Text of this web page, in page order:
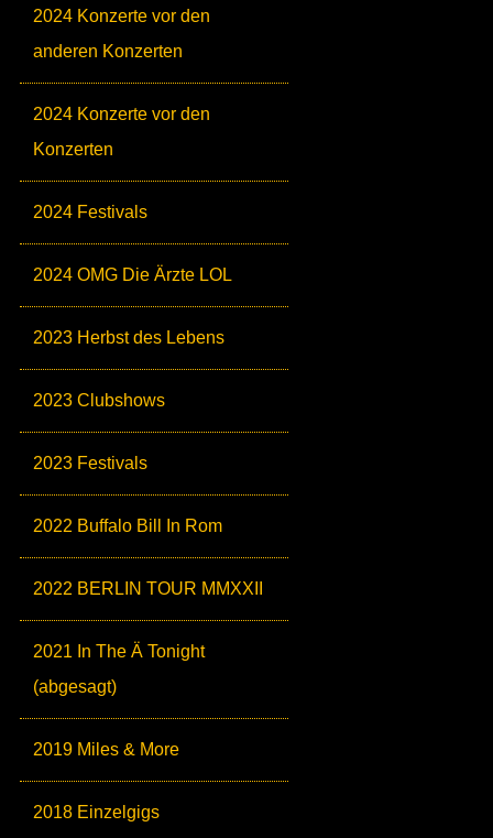
2024 Konzerte vor den
anderen Konzerten
2024 Konzerte vor den
Konzerten
2024 Festivals
2024 OMG Die Ärzte LOL
2023 Herbst des Lebens
2023 Clubshows
2023 Festivals
2022 Buffalo Bill In Rom
2022 BERLIN TOUR MMXXII
2021 In The Ä Tonight
(abgesagt)
2019 Miles & More
2018 Einzelgigs